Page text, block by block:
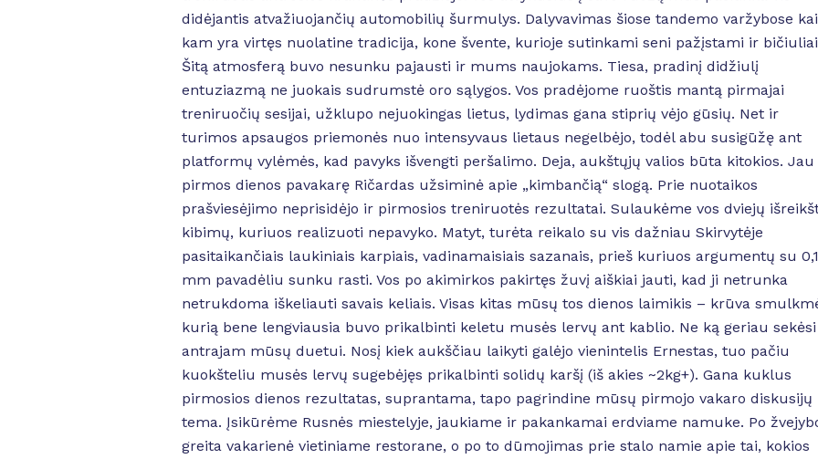
didėjantis atvažiuojančių automobilių šurmulys. Dalyvavimas šiose tandemo varžybose kai
kam yra virtęs nuolatine tradicija, kone švente, kurioje sutinkami seni pažįstami ir
Šitą atmosferą buvo nesunku pajausti ir mums naujokams. Tiesa, pradinį didžiulį
entuziazmą ne juokais sudrumstė oro sąlygos. Vos pradėjome ruoštis mantą pirmajai
treniruočių sesijai, užklupo nejuokingas lietus, lydimas gana stiprių vėjo gūsių. Net ir
turimos apsaugos priemonės nuo intensyvaus lietaus negelbėjo, todėl abu susigūžę ant
platformų vylėmės, kad pavyks išvengti peršalimo. Deja, aukštųjų valios būta kitokios. Jau
pirmos dienos pavakarę Ričardas užsiminė apie „kimbančią“ slogą. Prie nuotaikos
prašviesėjimo neprisidėjo ir pirmosios treniruotės rezultatai. Sulaukėme vos dviejų
kibimų, kuriuos realizuoti nepavyko. Matyt, turėta reikalo su vis dažniau Skirvytėje
pasitaikančiais laukiniais karpiais, vadinamaisiais sazanais, prieš kuriuos argumentų su
mm pavadėliu sunku rasti. Vos po akimirkos pakirtęs žuvį aiškiai jauti, kad ji netrunka
netrukdoma iškeliauti savais keliais. Visas kitas mūsų tos dienos laimikis – krūva
kurią bene lengviausia buvo prikalbinti keletu musės lervų ant kablio. Ne ką geriau
antrajam mūsų duetui. Nosį kiek aukščiau laikyti galėjo vienintelis Ernestas, tuo pačiu
kuokšteliu musės lervų sugebėjęs prikalbinti solidų karšį (iš akies ~2kg+). Gana kuklus
pirmosios dienos rezultatas, suprantama, tapo pagrindine mūsų pirmojo vakaro diskusijų
tema. Įsikūrėme Rusnės miestelyje, jaukiame ir pakankamai erdviame namuke. Po
greita vakarienė vietiniame restorane, o po to dūmojimas prie stalo namie apie tai, kokios